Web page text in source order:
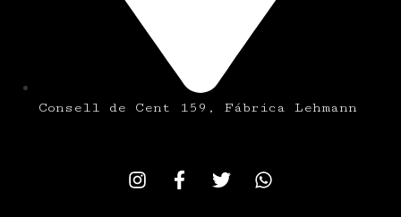
Consell de Cent 159, Fábrica Lehmann